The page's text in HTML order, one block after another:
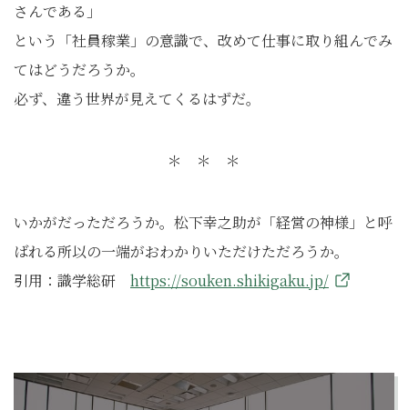
さんである」
という「社員稼業」の意識で、改めて仕事に取り組んでみ
てはどうだろうか。
必ず、違う世界が見えてくるはずだ。
＊ ＊ ＊
いかがだっただろうか。松下幸之助が「経営の神様」と呼
ばれる所以の一端がおわかりいただけただろうか。
引用：識学総研 https://souken.shikigaku.jp/